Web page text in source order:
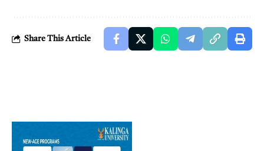
Share This Article